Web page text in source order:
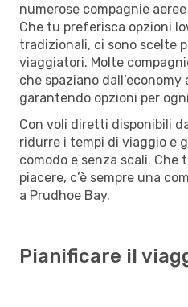
numerose compagnie
Che tu preferisca opzioni
tradizionali, ci sono scelte
viaggiatori. Molte
che spaziano dall’economy
garantendo opzioni per
Con voli diretti disponibili
ridurre i tempi di viaggio e
comodo e senza scali. Che
piacere, c’è sempre una
a Prudhoe Bay.
Pianificare il